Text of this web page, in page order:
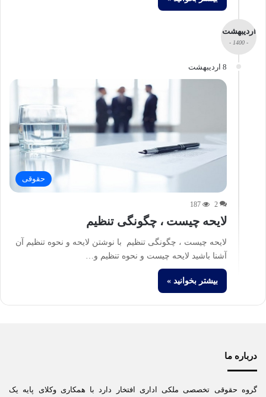
اردیبهشت
- 1400 -
8 اردیبهشت
حقوقی
2
187
لایحه چیست ، چگونگی تنظیم
لایحه چیست ، چگونگی تنظیم با نوشتن لایحه و نحوه تنظیم آن
آشنا باشید لایحه چیست و نحوه تنظیم و…
بیشتر بخوانید »
درباره ما
گروه حقوقی تخصصی ملکی اداری افتخار دارد با همکاری وکلای پایه یک